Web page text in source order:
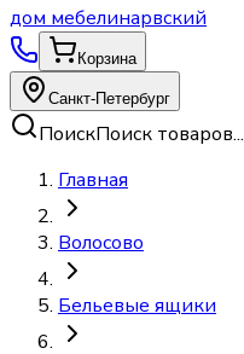
доммебелинарвский
Корзина
Санкт-Петербург
ПоискПоиск товаров...
Главная
Волосово
Бельевые ящики